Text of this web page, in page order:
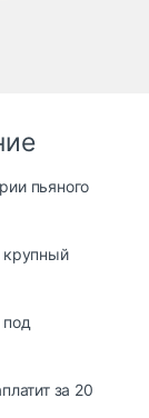
пьяного
крупный
под
за 20